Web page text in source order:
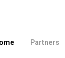
Partners